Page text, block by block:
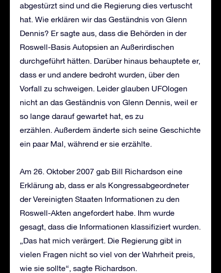
abgestürzt sind und die Regierung dies vertuscht
hat. Wie erklären wir das Geständnis von Glenn
Dennis? Er sagte aus, dass die Behörden in der
Roswell-Basis Autopsien an Außerirdischen
durchgeführt hätten. Darüber hinaus behauptete er,
dass er und andere bedroht wurden, über den
Vorfall zu schweigen. Leider glauben UFOlogen
nicht an das Geständnis von Glenn Dennis, weil er
so lange darauf gewartet hat, es zu
erzählen. Außerdem änderte sich seine Geschichte
ein paar Mal, während er sie erzählte.
Am 26. Oktober 2007 gab Bill Richardson eine
Erklärung ab, dass er als Kongressabgeordneter
der Vereinigten Staaten Informationen zu den
Roswell-Akten angefordert habe. Ihm wurde
gesagt, dass die Informationen klassifiziert wurden.
„Das hat mich verärgert. Die Regierung gibt in
vielen Fragen nicht so viel von der Wahrheit preis,
wie sie sollte“, sagte Richardson.